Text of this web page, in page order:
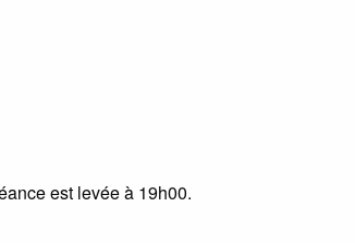
est levée à 19h00.